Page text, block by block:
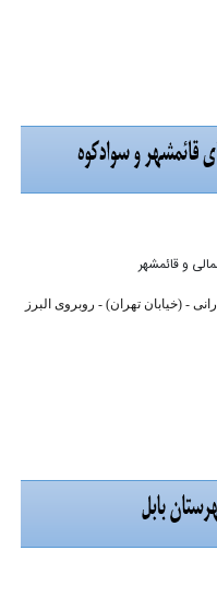
و قائمشهر
- (خیابان تهران) - روبروی البرز